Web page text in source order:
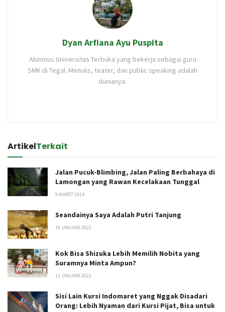
Dyan Arfiana Ayu Puspita
Alumnus Universitas Terbuka yang bekerja sebagai guru
SMK di Tegal. Menulis, teater, dan public speaking adalah
dunianya.
ArtikelTerkait
Jalan Pucuk-Blimbing, Jalan Paling Berbahaya di
Lamongan yang Rawan Kecelakaan Tunggal
9 MARET 2024
Seandainya Saya Adalah Putri Tanjung
19 JANUARI 2022
Kok Bisa Shizuka Lebih Memilih Nobita yang
Suramnya Minta Ampun?
11 JANUARI 2023
Sisi Lain Kursi Indomaret yang Nggak Disadari
Orang: Lebih Nyaman dari Kursi Pijat, Bisa untuk